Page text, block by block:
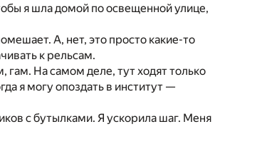
я шла домой по освещенной улице,
А, нет, это просто какие-то
к рельсам.
На самом деле, тут ходят только
я могу опоздать в институт —
с бутылками. Я ускорила шаг. Меня